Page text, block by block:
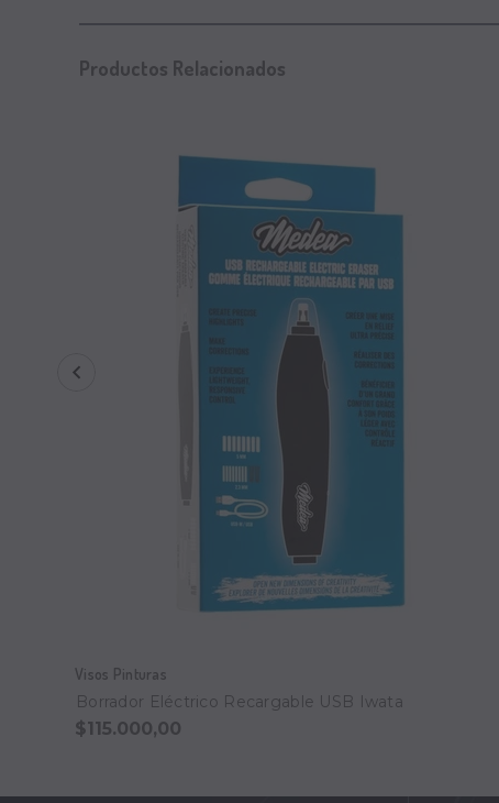
Productos Relacionados
Visos Pinturas
Borrador Eléctrico Recargable USB Iwata
$115.000,00